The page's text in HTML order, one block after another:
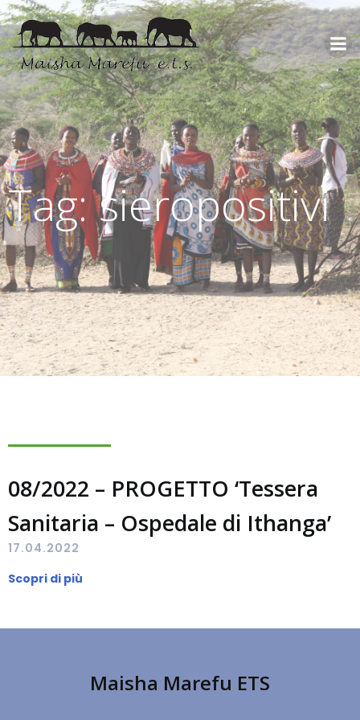
Tag: sieropositivi
08/2022 – PROGETTO ‘Tessera
Sanitaria – Ospedale di Ithanga’
17.04.2022
Scopri di più
Maisha Marefu ETS